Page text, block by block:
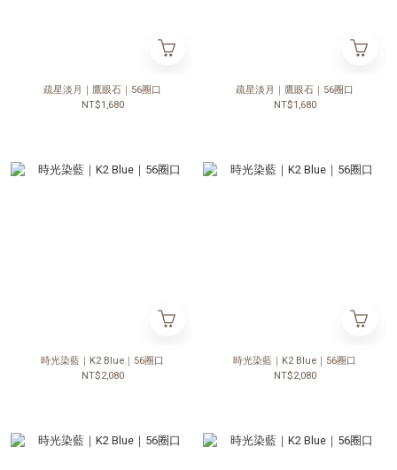
疏星淡月｜鷹眼石｜56圈口
NT$1,680
疏星淡月｜鷹眼石｜56圈口
NT$1,680
時光染藍｜K2 Blue｜56圈口
NT$2,080
時光染藍｜K2 Blue｜56圈口
NT$2,080